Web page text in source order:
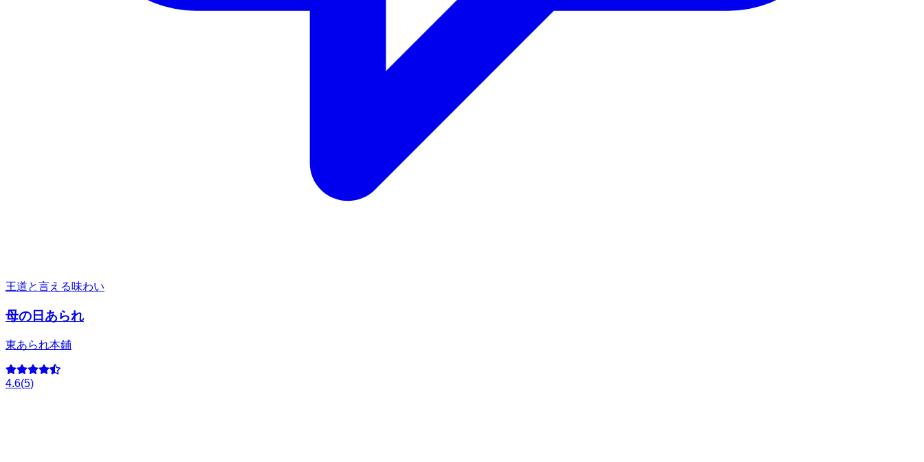
王道と言える味わい
母の日あられ
東あられ本鋪
4.6(5)